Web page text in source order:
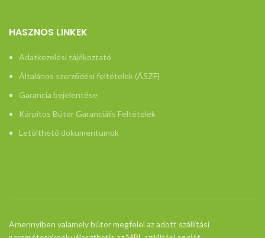
HASZNOS LINKEK
Adatkezelési tájékoztató
Általános szerződési feltételek (ÁSZF)
Garancia bejelentése
Kárpitos Bútor Garanciális Feltételek
Letölthető dokumentumok
Amennyiben valamely bútor megfelel az adott szállítási